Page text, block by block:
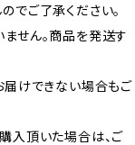
ご了承ください。
せん。商品を発送す
届けできない場合もご
入頂いた場合は、ご